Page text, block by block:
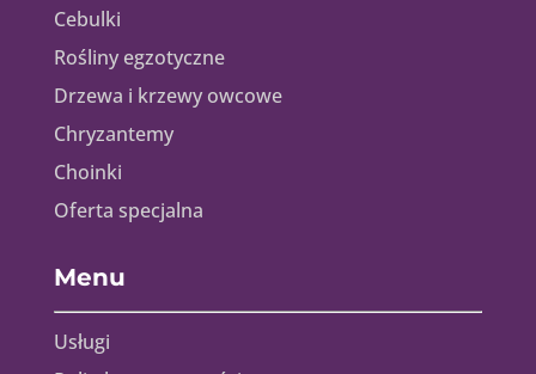
Cebulki
Rośliny egzotyczne
Drzewa i krzewy owcowe
Chryzantemy
Choinki
Oferta specjalna
Menu
Usługi